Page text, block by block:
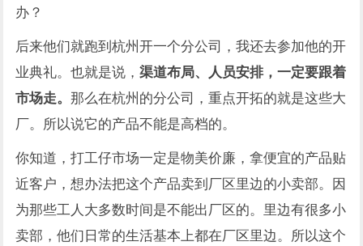
办？
后来他们就跑到杭州开一个分公司，我还去参加他的开
业典礼。也就是说，渠道布局、人员安排，一定要跟着
市场走。那么在杭州的分公司，重点开拓的就是这些大
厂。所以说它的产品不能是高档的。
你知道，打工仔市场一定是物美价廉，拿便宜的产品贴
近客户，想办法把这个产品卖到厂区里边的小卖部。因
为那些工人大多数时间是不能出厂区的。里边有很多小
卖部，他们日常的生活基本上都在厂区里边。所以这个